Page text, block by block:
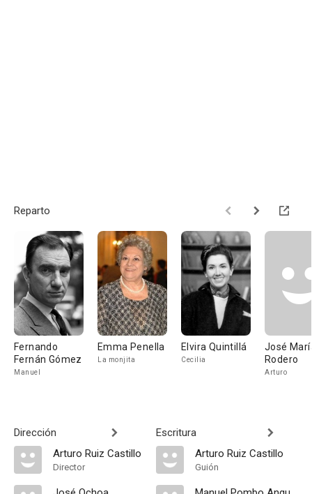
Reparto
Fernando
Fernán Gómez
Manuel
Emma Penella
La monjita
Elvira Quintillá
Cecilia
José
Rodero
Arturo
Dirección
Arturo Ruiz Castillo
Director
Escritura
Arturo Ruiz Castillo
Guión